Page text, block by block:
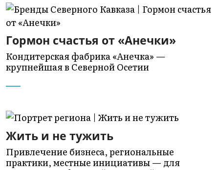
Гормон счастья от «Анечки»
Кондитерская фабрика «Анечка» —
крупнейшая в Северной Осетии
Жить и не тужить
Привлечение бизнеса, региональные
практики, местные инициативы — для